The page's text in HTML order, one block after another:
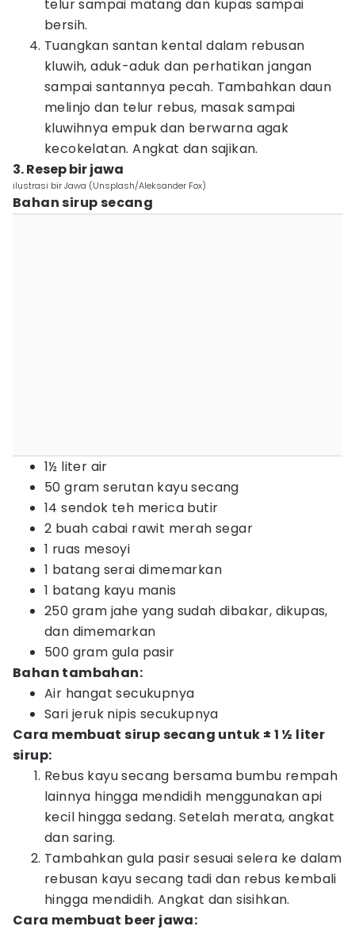
telur sampai matang dan kupas sampai
bersih.
Tuangkan santan kental dalam rebusan
kluwih, aduk-aduk dan perhatikan jangan
sampai santannya pecah. Tambahkan daun
melinjo dan telur rebus, masak sampai
kluwihnya empuk dan berwarna agak
kecokelatan. Angkat dan sajikan.
3. Resep bir jawa
ilustrasi bir Jawa (Unsplash/Aleksander Fox)
Bahan sirup secang
1½ liter air
50 gram serutan kayu secang
14 sendok teh merica butir
2 buah cabai rawit merah segar
1 ruas mesoyi
1 batang serai dimemarkan
1 batang kayu manis
250 gram jahe yang sudah dibakar, dikupas,
dan dimemarkan
500 gram gula pasir
Bahan tambahan:
Air hangat secukupnya
Sari jeruk nipis secukupnya
Cara membuat sirup secang untuk ± 1 ½ liter
sirup:
Rebus kayu secang bersama bumbu rempah
lainnya hingga mendidih menggunakan api
kecil hingga sedang. Setelah merata, angkat
dan saring.
Tambahkan gula pasir sesuai selera ke dalam
rebusan kayu secang tadi dan rebus kembali
hingga mendidih. Angkat dan sisihkan.
Cara membuat beer jawa: